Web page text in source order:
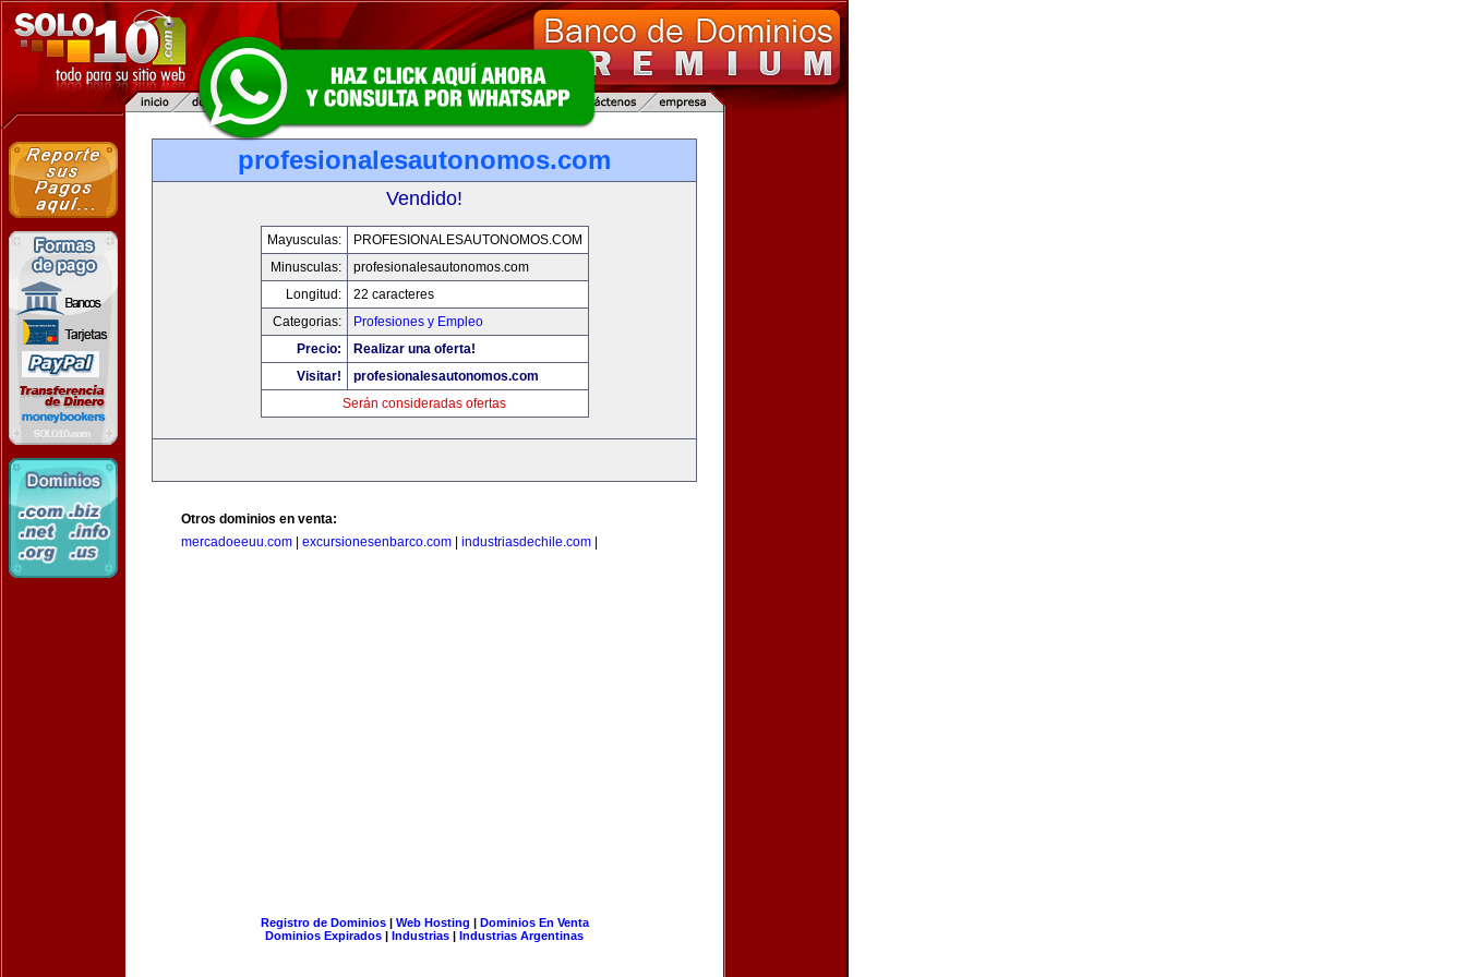
profesionalesautonomos.com
Vendido!
Mayusculas:
PROFESIONALESAUTONOMOS.COM
Minusculas:
profesionalesautonomos.com
Longitud:
22 caracteres
Categorias:
Profesiones y Empleo
Precio:
Realizar una oferta!
Visitar!
profesionalesautonomos.com
Serán consideradas ofertas
Otros dominios en venta:
mercadoeeuu.com
excursionesenbarco.com industriasdechile.com
Registro de Dominios| Web Hosting | Dominios En Venta
Dominios Expirados | Industrias | Industrias Argentinas